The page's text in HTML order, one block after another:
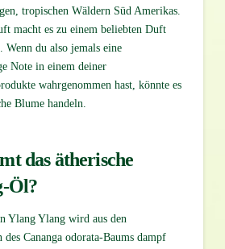
tropischen Wäldern Süd Amerikas.
macht es zu einem beliebten Duft
du also jemals eine
Note in einem deiner
wahrgenommen hast, könnte es
Blume handeln.
das ätherische
Öl?
Ylang Ylang wird aus den
Cananga odorata-Baums dampf